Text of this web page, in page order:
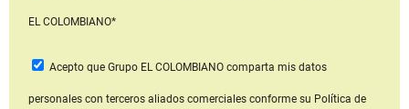
EL COLOMBIANO*
Acepto que Grupo EL COLOMBIANOcomparta mis datos
personales con terceros aliados comerciales conforme su Política de